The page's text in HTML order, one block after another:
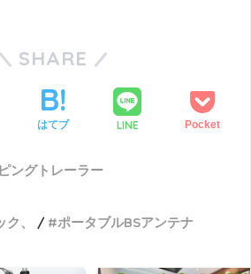
SHARE
はてブ LINE Pocket
ングトレーラー
、
ポータブルBSアンテナ